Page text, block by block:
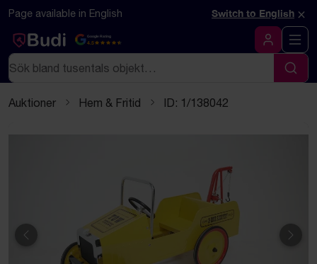
Hoppa till innehåll
Textbaserad (markdown) version av denna sida
Page available in English Switch to English ×
Google Rating
4.5
Logga in
Sök
Sök
Auktioner Hem & Fritid ID: 1/138042
Föregående